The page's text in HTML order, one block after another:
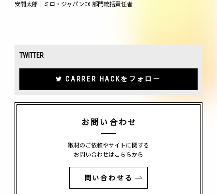
安間太郎｜ミロ・ジャパンCX 部門統括責任者
TWITTER
CARRER HACKをフォロー
お問い合わせ
取材のご依頼やサイトに関する
お問い合わせはこちらから
問い合わせる